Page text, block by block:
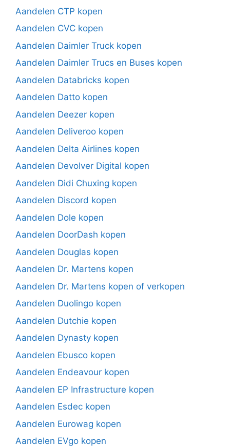
Aandelen CTP kopen
Aandelen CVC kopen
Aandelen Daimler Truck kopen
Aandelen Daimler Trucs en Buses kopen
Aandelen Databricks kopen
Aandelen Datto kopen
Aandelen Deezer kopen
Aandelen Deliveroo kopen
Aandelen Delta Airlines kopen
Aandelen Devolver Digital kopen
Aandelen Didi Chuxing kopen
Aandelen Discord kopen
Aandelen Dole kopen
Aandelen DoorDash kopen
Aandelen Douglas kopen
Aandelen Dr. Martens kopen
Aandelen Dr. Martens kopen of verkopen
Aandelen Duolingo kopen
Aandelen Dutchie kopen
Aandelen Dynasty kopen
Aandelen Ebusco kopen
Aandelen Endeavour kopen
Aandelen EP Infrastructure kopen
Aandelen Esdec kopen
Aandelen Eurowag kopen
Aandelen EVgo kopen